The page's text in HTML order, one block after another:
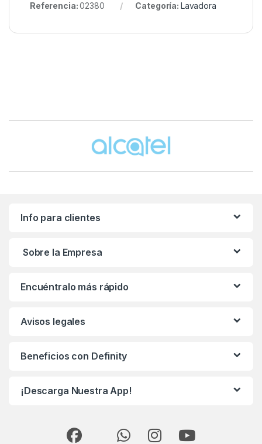
Referencia:02380 Categoría: Lavadora
Brands Carousel
Info para clientes
Sobre la Empresa
Encuéntralo más rápido
Avisos legales
Beneficios con Definity
¡Descarga Nuestra App!